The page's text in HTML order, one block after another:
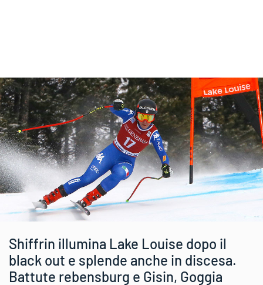
Shiffrin illumina Lake Louise dopo il
black out e splende anche in discesa.
Battute rebensburg e Gisin, Goggia